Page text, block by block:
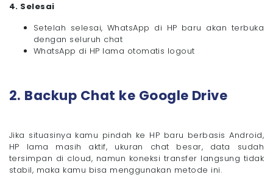
4. Selesai
Setelah selesai, WhatsApp di HP baru akan terbuka
dengan seluruh chat
WhatsApp di HP lama otomatis logout
2. Backup Chat ke Google Drive
Jika situasinya kamu pindah ke HP baru berbasis Android,
HP lama masih aktif, ukuran chat besar, data sudah
tersimpan di cloud, namun koneksi transfer langsung tidak
stabil, maka kamu bisa menggunakan metode ini.